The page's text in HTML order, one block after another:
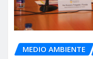
MEDIO AMBIENTE